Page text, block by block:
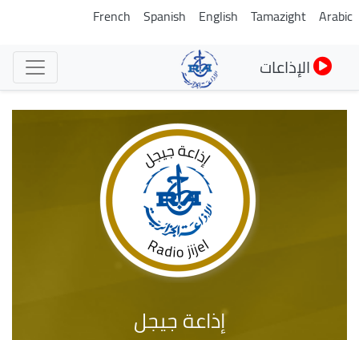
تجاوز
Arabic
Tamazight
English
Spanish
French
الإذاعات
إذاعة جيجل